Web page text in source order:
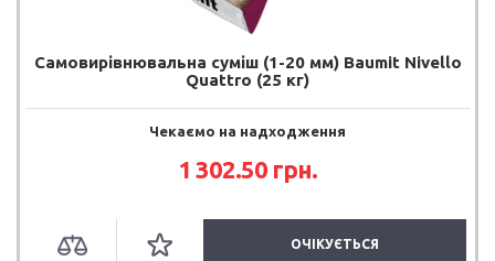
Самовирівнювальна суміш (1-20 мм) Baumit Nivello
Quattro (25 кг)
Чекаємо на надходження
1 302.50 грн.
ОЧІКУЄТЬСЯ